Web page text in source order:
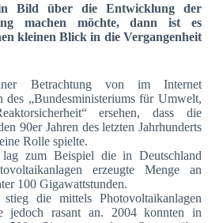
Bild über die Entwicklung der
machen möchte, dann ist es
kleinen Blick in die Vergangenheit
Betrachtung von im Internet
des „Bundesministeriums für Umwelt,
ersehen, dass die
90er Jahren des letzten Jahrhunderts
Rolle spielte.
lag zum Beispiel die in Deutschland
erzeugte Menge an
100 Gigawattstunden.
die mittels Photovoltaikanlagen
jedoch rasant an. 2004 konnten in